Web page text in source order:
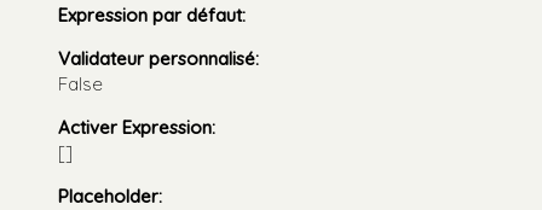
Expression par défaut:
Validateur personnalisé:
False
Activer Expression:
[]
Placeholder: